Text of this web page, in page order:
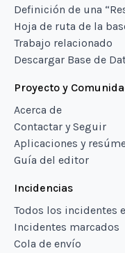
Definición de una
Hoja de ruta de la
Trabajo relacionado
Descargar Base de
Proyecto y
Acerca de
Contactar y Seguir
Aplicaciones y
Guía del editor
Incidencias
Todos los incidentes
Incidentes marcados
Cola de envío